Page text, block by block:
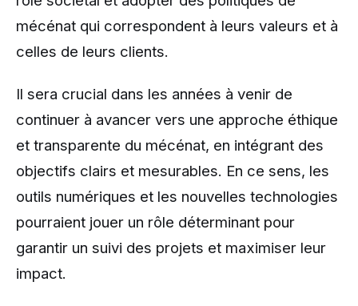
mécénat qui correspondent à leurs valeurs et à
celles de leurs clients.
Il sera crucial dans les années à venir de
continuer à avancer vers une approche éthique
et transparente du mécénat, en intégrant des
objectifs clairs et mesurables. En ce sens, les
outils numériques et les nouvelles technologies
pourraient jouer un rôle déterminant pour
garantir un suivi des projets et maximiser leur
impact.